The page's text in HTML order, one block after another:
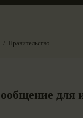
Правительство...
для